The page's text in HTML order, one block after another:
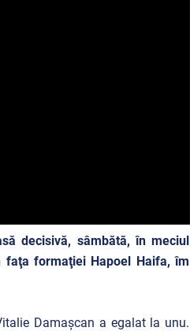
decisivă, sâmbătă, în meciul
faţa formaţiei Hapoel Haifa, îm
Damașcan a egalat la unu.